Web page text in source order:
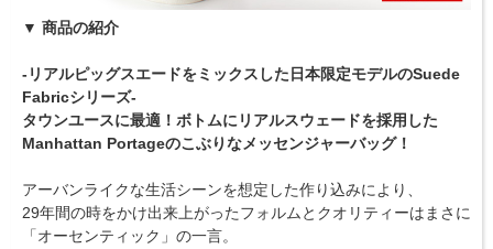
▼ 商品の紹介
-リアルピッグスエードをミックスした日本限定モデルのSuede
Fabricシリーズ-
タウンユースに最適！ボトムにリアルスウェードを採用した
Manhattan Portageのこぶりなメッセンジャーバッグ！
アーバンライクな生活シーンを想定した作り込みにより、
29年間の時をかけ出来上がったフォルムとクオリティーはまさに
「オーセンティック」の一言。